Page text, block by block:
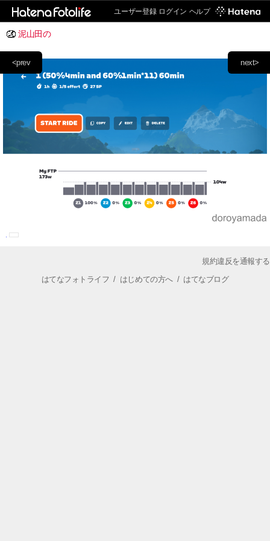
ユーザー登録 ログイン ヘルプ
泥山田の
next>
<prev
規約違反を通報する
はてなフォトライフ / はじめての方へ/ はてなブログ